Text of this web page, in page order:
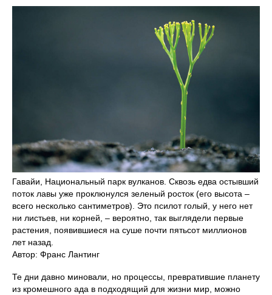
Гавайи, Национальный парк вулканов. Сквозь едва остывший
поток лавы уже проклюнулся зеленый росток (его высота –
всего несколько сантиметров). Это псилот голый, у него нет
ни листьев, ни корней, – вероятно, так выглядели первые
растения, появившиеся на суше почти пятьсот миллионов
лет назад.
Автор: Франс Лантинг
Те дни давно миновали, но процессы, превратившие планету
из кромешного ада в подходящий для жизни мир, можно